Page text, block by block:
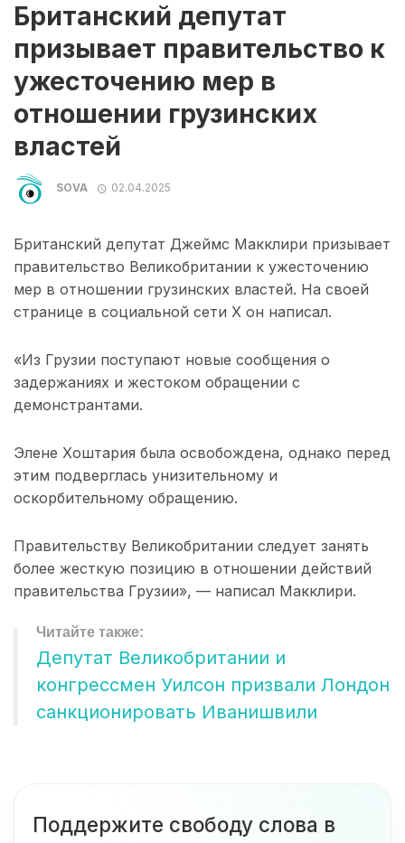
Британский депутат
призывает правительство к
ужесточению мер в
отношении грузинских
властей
SOVA 02.04.2025
Британский депутат Джеймс Макклири призывает
правительство Великобритании к ужесточению
мер в отношении грузинских властей. На своей
странице в социальной сети X он написал.
«Из Грузии поступают новые сообщения о
задержаниях и ​​жестоком обращении с
демонстрантами.
Элене Хоштария была освобождена, однако перед
этим подверглась унизительному и
оскорбительному обращению.
Правительству Великобритании следует занять
более жесткую позицию в отношении действий
правительства Грузии», — написал Макклири.
Депутат Великобритании и
конгрессмен Уилсон призвали Лондон
санкционировать Иванишвили
Поддержите свободу слова в